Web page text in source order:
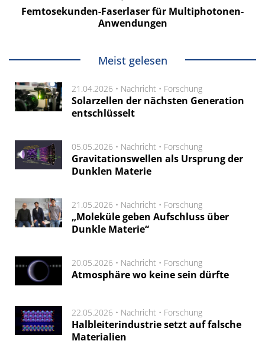
Femtosekunden-Faserlaser für Multiphotonen-
Anwendungen
Meist gelesen
21.04.2026 • Nachricht • Forschung
Solarzellen der nächsten Generation
entschlüsselt
05.05.2026 • Nachricht • Forschung
Gravitationswellen als Ursprung der
Dunklen Materie
21.05.2026 • Nachricht • Forschung
„Moleküle geben Aufschluss über
Dunkle Materie“
20.05.2026 • Nachricht • Forschung
Atmosphäre wo keine sein dürfte
22.05.2026 • Nachricht • Forschung
Halbleiterindustrie setzt auf falsche
Materialien